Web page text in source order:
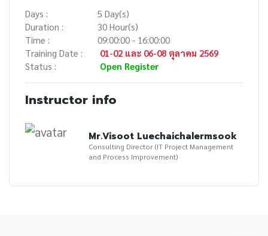
Days :
5 Day(s)
Duration :
30 Hour(s)
Time :
09:00:00 - 16:00:00
Training Date :
01-02 และ 06-08 ตุลาคม 2569
Status :
Open Register
Instructor info
Mr.Visoot Luechaichalermsook
Consulting Director (IT Project Management
and Process Improvement)